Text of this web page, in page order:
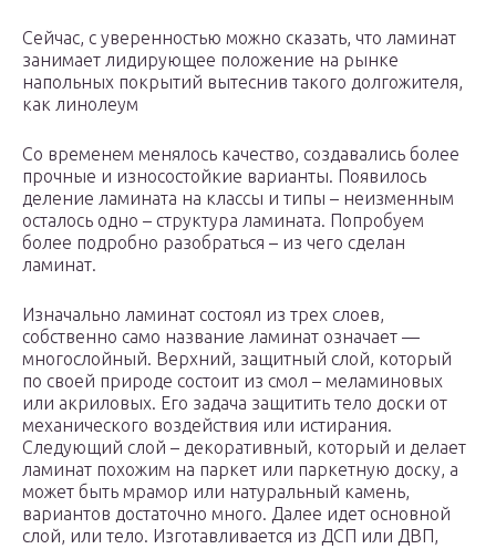
Сейчас, с уверенностью можно сказать, что ламинат
занимает лидирующее положение на рынке
напольных покрытий вытеснив такого долгожителя,
как линолеум
Со временем менялось качество, создавались более
прочные и износостойкие варианты. Появилось
деление ламината на классы и типы – неизменным
осталось одно – структура ламината. Попробуем
более подробно разобраться – из чего сделан
ламинат.
Изначально ламинат состоял из трех слоев,
собственно само название ламинат означает —
многослойный. Верхний, защитный слой, который
по своей природе состоит из смол – меламиновых
или акриловых. Его задача защитить тело доски от
механического воздействия или истирания.
Следующий слой – декоративный, который и делает
ламинат похожим на паркет или паркетную доску, а
может быть мрамор или натуральный камень,
вариантов достаточно много. Далее идет основной
слой, или тело. Изготавливается из ДСП или ДВП,